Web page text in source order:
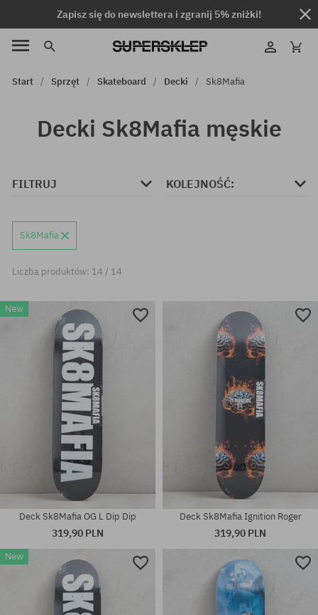
Zapisz się do newslettera i zgranij 5% zniżki!
Start Sprzęt Skateboard Decki Sk8Mafia
Decki Sk8Mafia męskie
FILTRUJ KOLEJNOŚĆ:
Sk8Mafia
Liczba produktów: 14 / 14
New
Deck Sk8Mafia OG L Dip Dip
319,90 PLN
Deck Sk8Mafia Ignition Roger
319,90 PLN
New